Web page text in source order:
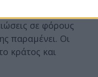
σε φόρους
παραμένει. Οι
κράτος και